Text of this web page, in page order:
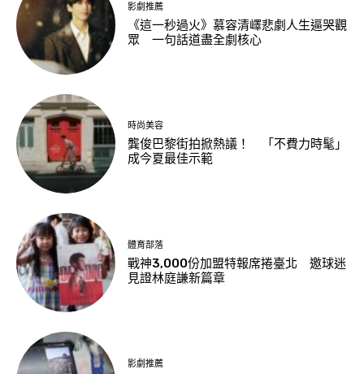
影劇推薦
《這一秒過火》慕容清嶧悲劇人生逼哭觀
眾 一句話道盡全劇核心
時尚美容
龔俊巴黎街拍掀熱議！ 「不費力時髦」
成今夏最佳示範
體育部落
戰神3,000份加盟特報席捲臺北 邀球迷
見證林庭謙新篇章
影劇推薦